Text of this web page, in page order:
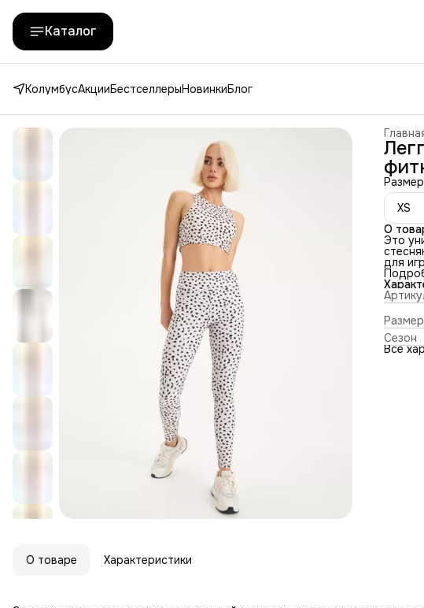
Каталог
КолумбусАкцииБестселлерыНовинкиБлог
Размер
XS
О
Это
для
20%.
За
Размер
Сезон
Все
О товаре Характеристики